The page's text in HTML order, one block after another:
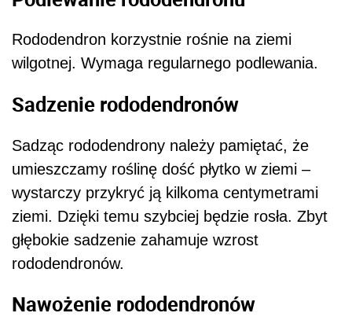
Rododendron korzystnie rośnie na ziemi
wilgotnej. Wymaga regularnego podlewania.
Sadzenie rododendronów
Sadząc rododendrony należy pamiętać, że
umieszczamy roślinę dość płytko w ziemi –
wystarczy przykryć ją kilkoma centymetrami
ziemi. Dzięki temu szybciej będzie rosła. Zbyt
głębokie sadzenie zahamuje wzrost
rododendronów.
Nawożenie rododendronów